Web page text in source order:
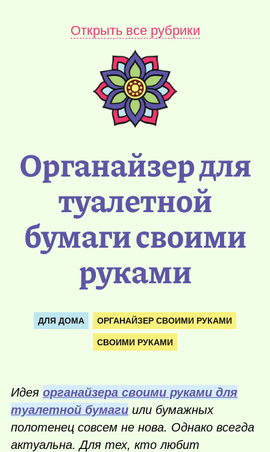
Открыть все рубрики
Органайзер для
туалетной
бумаги своими
руками
ДЛЯ ДОМА ОРГАНАЙЗЕР СВОИМИ РУКАМИ
СВОИМИ РУКАМИ
Идея органайзера своими руками для
туалетной бумаги или бумажных
полотенец совсем не нова. Однако всегда
актуальна. Для тех, кто любит